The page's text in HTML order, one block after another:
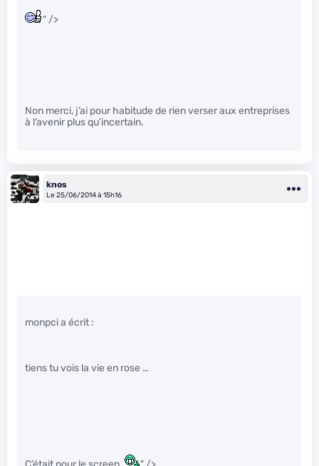
" />
Non merci, j’ai pour habitude de rien verser aux entreprises
à l’avenir plus qu’incertain.
knos
Le 25/06/2014 à 15h16
monpci a écrit :
tiens tu vois la vie en rose …